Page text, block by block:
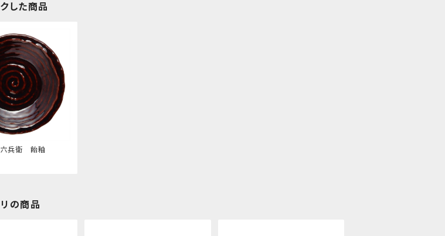
した商品
兵衛 飴釉
の商品